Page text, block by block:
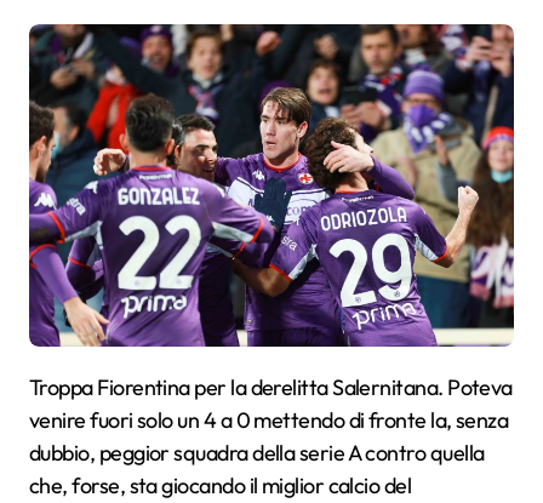
Troppa Fiorentina per la derelitta Salernitana. Poteva
venire fuori solo un 4 a 0 mettendo di fronte la, senza
dubbio, peggior squadra della serie A contro quella
che, forse, sta giocando il miglior calcio del